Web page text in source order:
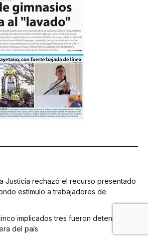
Justicia rechazó el recurso presentado
estímulo a trabajadores de
implicados tres fueron detenidos y
del país